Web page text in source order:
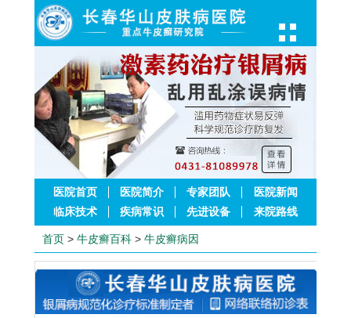
医院首页 医院简介 专家团队
医院新闻
临床技术
疾病常识 先进设备 来院路线
首页 > 牛皮癣百科 > 牛皮癣病因